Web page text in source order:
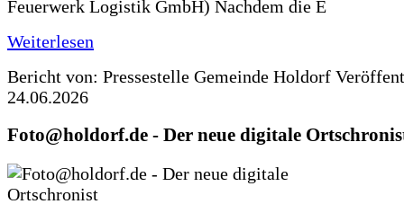
Feuerwerk Logistik GmbH) Nachdem die E
Weiterlesen
Bericht von: Pressestelle Gemeinde Holdorf
24.06.2026
Foto@holdorf.de - Der neue digitale